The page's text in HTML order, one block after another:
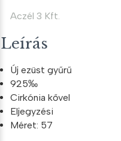
Aczél 3 Kft.
Leírás
Új ezüst gyűrű
925‰
Cirkónia kővel
Eljegyzési
Méret: 57